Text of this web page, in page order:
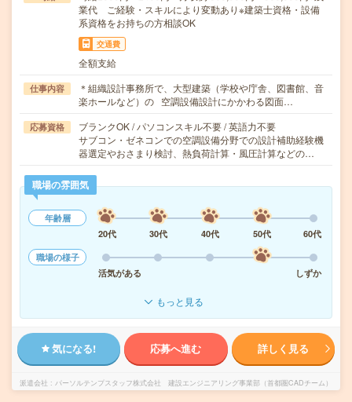
業代 ご経験・スキルにより変動あり※建築士資格・設備
系資格をお持ちの方相談OK
交通費
全額支給
仕事内容
＊組織設計事務所で、大型建築（学校や庁舎、図書館、音
楽ホールなど）の 空調設備設計にかかわる図面…
応募資格
ブランクOK / パソコンスキル不要 / 英語力不要
サブコン・ゼネコンでの空調設備分野での設計補助経験機
器選定やおさまり検討、熱負荷計算・風圧計算などの…
職場の雰囲気
年齢層
20代
30代 40代 50代
60代
職場の様子
活気がある
しずか
もっと見る
気になる! 応募へ進む 詳しく見る
派遣会社 パーソルテンプスタッフ株式会社 建設エンジニアリング事業部（首都圏CADチーム）